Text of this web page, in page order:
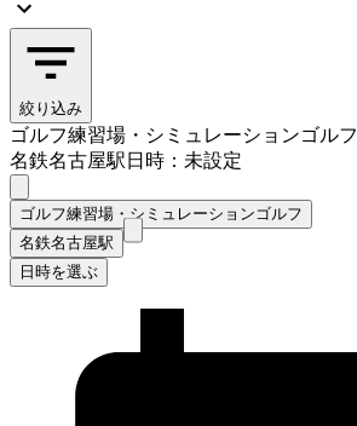
絞り込み
ゴルフ練習場・シミュレーションゴルフ
名鉄名古屋駅日時：未設定
ゴルフ練習場・シミュレーションゴルフ
名鉄名古屋駅
日時を選ぶ